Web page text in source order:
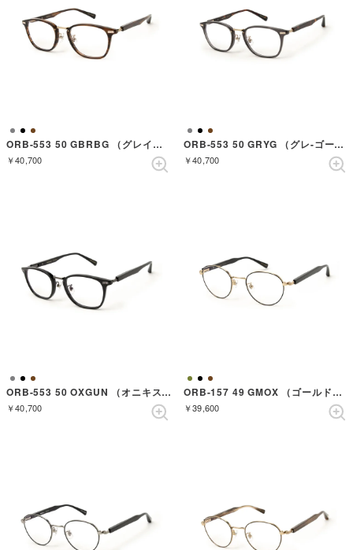
ORB-553 50 GBRBG （グレイブラウンバンブーゴールド）
￥40,700
ORB-553 50 GRYG （グレ-ゴールド）
￥40,700
ORB-553 50 OXGUN （オニキスガンメタル）
￥40,700
ORB-157 49 GMOX （ゴールドダークブラウンマットオニキス）
￥39,600